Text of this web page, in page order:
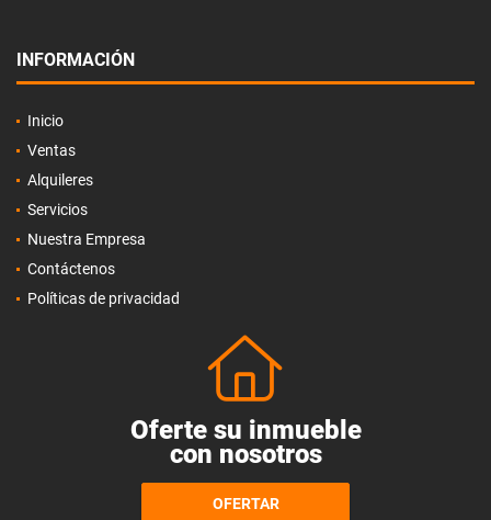
INFORMACIÓN
Inicio
Ventas
Alquileres
Servicios
Nuestra Empresa
Contáctenos
Políticas de privacidad
Oferte su inmueble
con nosotros
OFERTAR